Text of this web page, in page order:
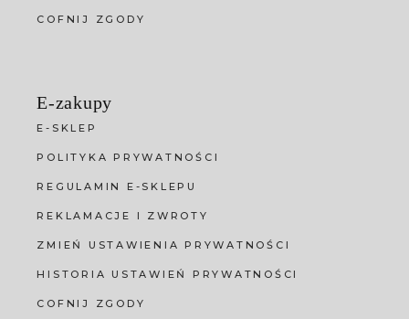
COFNIJ ZGODY
E-zakupy
E-SKLEP
POLITYKA PRYWATNOŚCI
REGULAMIN E-SKLEPU
REKLAMACJE I ZWROTY
ZMIEŃ USTAWIENIA PRYWATNOŚCI
HISTORIA USTAWIEŃ PRYWATNOŚCI
COFNIJ ZGODY